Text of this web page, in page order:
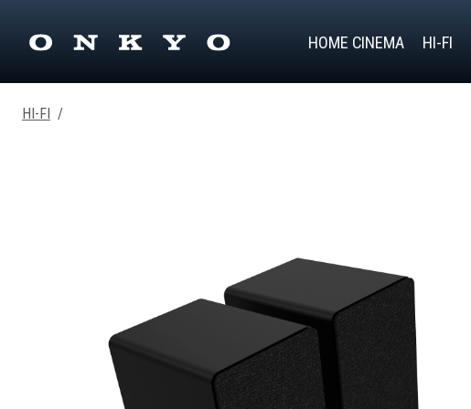
HOME CINEMA HI-FI
HI-FI /